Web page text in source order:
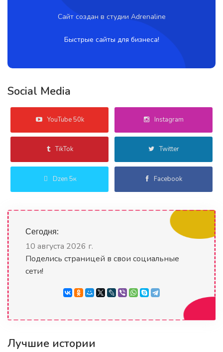
Сайт создан в студии Adrenaline
Быстрые сайты для бизнеса!
Social Media
YouTube 50k Instagram
TikTok Twitter
Dzen 5к Facebook
Сегодня:
10 августа 2026 г.
Поделись страницей в свои социальные
сети!
Лучшие истории